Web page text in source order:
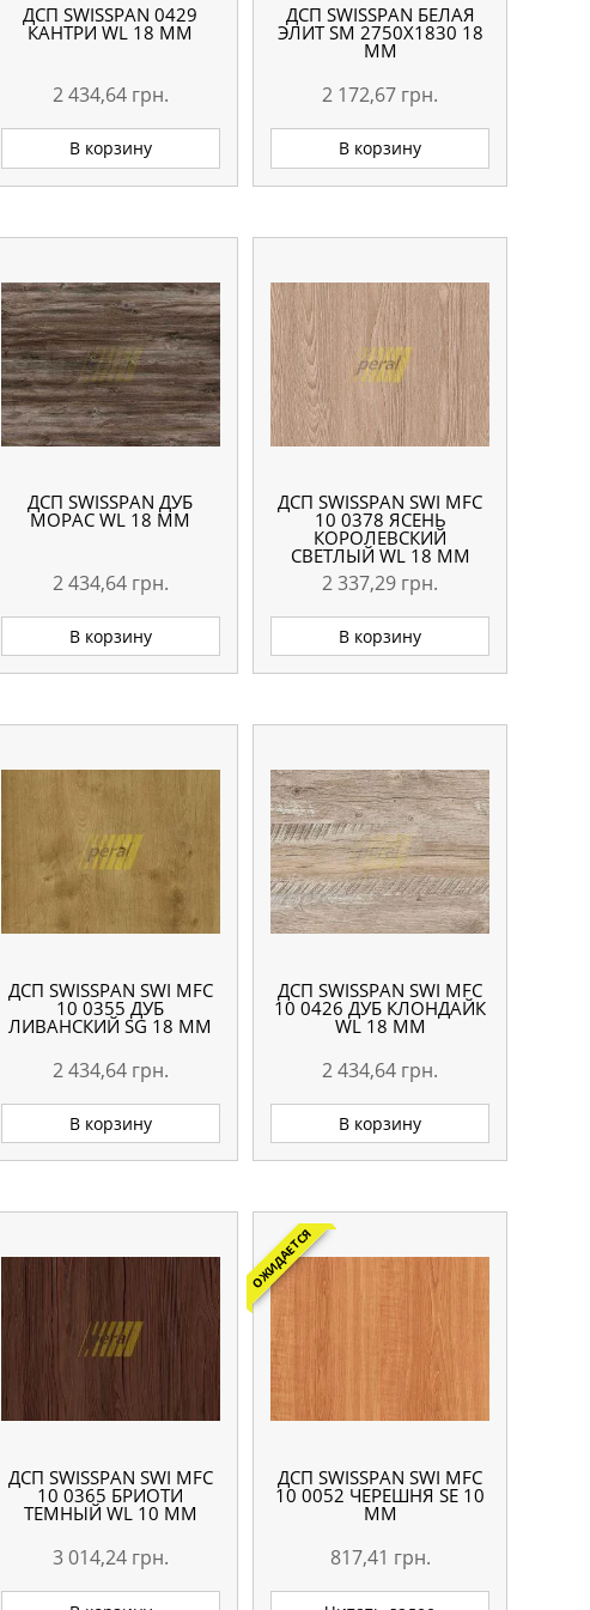
ДСП SWISSPAN 0429
КАНТРИ WL 18 ММ
2 434,64 грн.
В корзину
ДСП SWISSPAN БЕЛАЯ
ЭЛИТ SM 2750Х1830 18
ММ
2 172,67 грн.
В корзину
ДСП SWISSPAN ДУБ
МОРАС WL 18 ММ
2 434,64 грн.
В корзину
ДСП SWISSPAN SWI MFC
10 0378 ЯСЕНЬ
КОРОЛЕВСКИЙ
СВЕТЛЫЙ WL 18 ММ
2 337,29 грн.
В корзину
ДСП SWISSPAN SWI MFC
10 0355 ДУБ
ЛИВАНСКИЙ SG 18 ММ
2 434,64 грн.
В корзину
ДСП SWISSPAN SWI MFC
10 0426 ДУБ КЛОНДАЙК
WL 18 ММ
2 434,64 грн.
В корзину
ДСП SWISSPAN SWI MFC
10 0365 БРИОТИ
ТЕМНЫЙ WL 10 ММ
3 014,24 грн.
ОЖИДАЕТСЯ
ДСП SWISSPAN SWI MFC
10 0052 ЧЕРЕШНЯ SE 10
ММ
817,41 грн.